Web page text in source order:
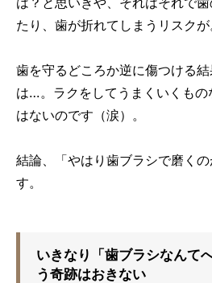
たり、歯が折れてしまうリスクが
歯を守るどころか逆に傷つける
は…。ラクをしてうまくいくもの
はないのです（涙）。
結論、「やはり歯ブラシで磨く
す。
いきなり「歯ブラシなんて
う奇跡はおきない